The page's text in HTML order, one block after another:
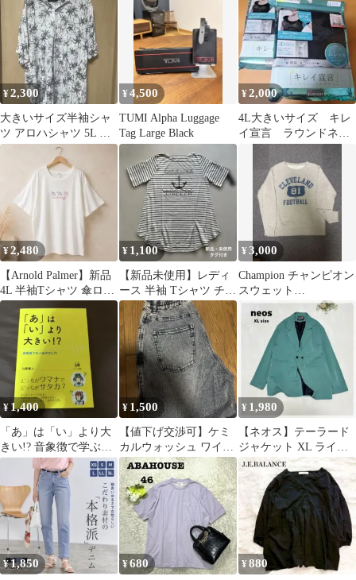
麻 綿 白
ングル
XL
¥2,300
大きいサイズ半袖シャ
ツ アロハシャツ 5L ホ
ワイト
¥4,500
TUMI Alpha Luggage
Tag Large Black
¥2,000
4L大きいサイズ キレ
イ宣言 ラウンドネッ
クフレンチ袖2点セット
¥2,480
【Arnold Palmer】新品
4L 半袖Tシャツ 傘ロゴ
大きいサイズ
¥ 1,100
【新品未使用】レディ
ース 半袖 Tシャツ チュ
ニック ボーダー 大きい
サイズ
¥3,000
Champion チャンピオン
スウェット
CLEVELAND
¥ 1,400
「あ」は「い」より大
きい!? 音象徴で学ぶ音
声学入門
¥ 1,500
【値下げ交渉可】ケミ
カルウォッシュ ワイド
デニム
¥ 1,980
【ネオス】テーラード
ジャケット XL ライト
グリーン レトロ 大きい
サイズ
¥1,850 ¥680 ¥880